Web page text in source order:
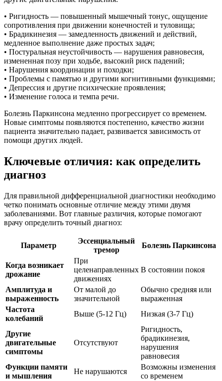
• Ригидность — повышенный мышечный тонус, ощущение
сопротивления при движении конечностей и туловища;
• Брадикинезия — замедленность движений и действий,
медленное выполнение даже простых задач;
• Постуральная неустойчивость — нарушения равновесия,
измененная позу при ходьбе, высокий риск падений;
• Нарушения координации и походки;
• Проблемы с памятью и другими когнитивными функциями;
• Депрессия и другие психические проявления;
• Изменение голоса и темпа речи.
Болезнь Паркинсона медленно прогрессирует со временем.
Новые симптомы появляются постепенно, качество жизни
пациента значительно падает, развивается зависимость от
помощи других людей.
Ключевые отличия: как определить
диагноз
Для правильной дифференциальной диагностики необходимо
четко понимать основные отличие между этими двумя
заболеваниями. Вот главные различия, которые помогают
врачу определить точный диагноз:
Параметр
Эссенциальный
тремор
Болезнь Паркинсона
Когда возникает
дрожание
При
целенаправленных
движениях
В состоянии покоя
Амплитуда и
выраженность
От малой до
значительной
Обычно средняя или
выраженная
Частота
колебаний
Выше (5-12 Гц) Низкая (3-7 Гц)
Другие
двигательные
симптомы
Отсутствуют
Ригидность,
брадикинезия,
нарушения
равновесия
Функции памяти
и мышления
Не нарушаются
Возможны изменения
со временем